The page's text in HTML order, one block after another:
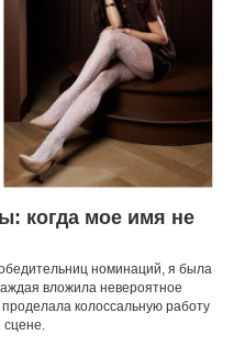
когда мое имя не
номинаций, я была
вложила невероятное
колоссальную работу
сцене.